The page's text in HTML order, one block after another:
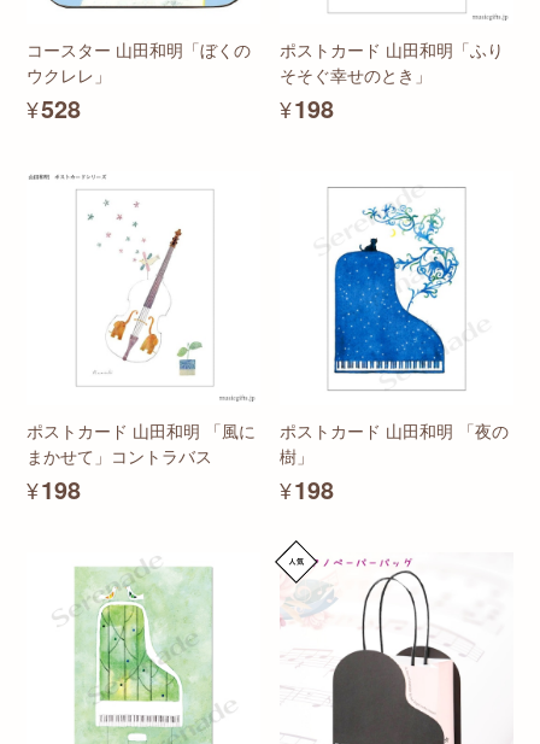
コースター 山田和明「ぼくの
ウクレレ」
¥528
ポストカード 山田和明「ふり
そそぐ幸せのとき」
¥198
ポストカード 山田和明 「風に
まかせて」コントラバス
¥198
ポストカード 山田和明 「夜の
樹」
¥198